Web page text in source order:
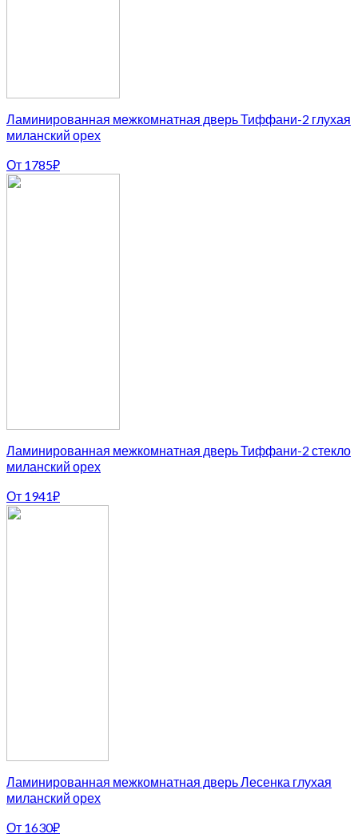
Ламинированная межкомнатная дверь Тиффани-2 глухая
миланский орех
От 1785₽
Ламинированная межкомнатная дверь Тиффани-2 стекло
миланский орех
От 1941₽
Ламинированная межкомнатная дверь Лесенка глухая
миланский орех
От 1630₽